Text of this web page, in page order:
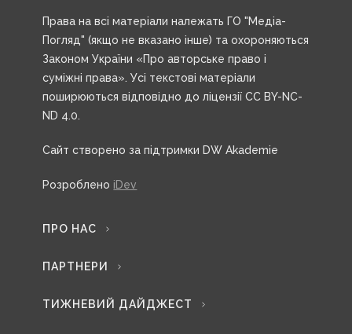
Права на всі матеріали належать ГО "Медіа-
Погляд" (якщо не вказано інше) та охороняються
Законом України «Про авторське право і
суміжні права». Усі текстові матеріали
поширюються відповідно до ліцензії CC BY-NC-
ND 4.0.
Сайт створено за підтримки DW Akademie
Розроблено iDev
ПРО НАС
ПАРТНЕРИ
ТИЖНЕВИЙ ДАЙДЖЕСТ